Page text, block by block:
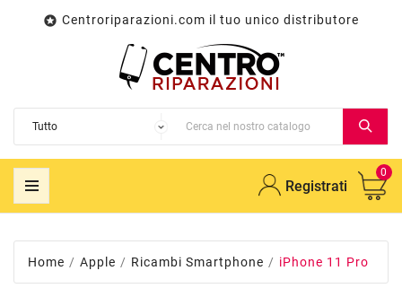
 Centroriparazioni.com il tuo unico distributore
Registrati
0
Home Apple Ricambi Smartphone iPhone 11 Pro